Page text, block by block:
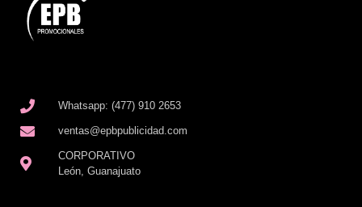
Whatsapp: (477) 910 2653
ventas@epbpublicidad.com
CORPORATIVO
León, Guanajuato